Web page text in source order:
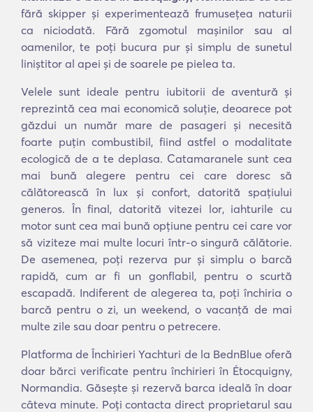
fără skipper și experimentează frumusețea naturii
ca niciodată. Fără zgomotul mașinilor sau al
oamenilor, te poți bucura pur și simplu de sunetul
liniștitor al apei și de soarele pe pielea ta.
Velele sunt ideale pentru iubitorii de aventură și
reprezintă cea mai economică soluție, deoarece pot
găzdui un număr mare de pasageri și necesită
foarte puțin combustibil, fiind astfel o modalitate
ecologică de a te deplasa. Catamaranele sunt cea
mai bună alegere pentru cei care doresc să
călătorească în lux și confort, datorită spațiului
generos. În final, datorită vitezei lor, iahturile cu
motor sunt cea mai bună opțiune pentru cei care vor
să viziteze mai multe locuri într-o singură călătorie.
De asemenea, poți rezerva pur și simplu o barcă
rapidă, cum ar fi un gonflabil, pentru o scurtă
escapadă. Indiferent de alegerea ta, poți închiria o
barcă pentru o zi, un weekend, o vacanță de mai
multe zile sau doar pentru o petrecere.
Platforma de Închirieri Yachturi de la BednBlue oferă
doar bărci verificate pentru închirieri în Étocquigny,
Normandia. Găsește și rezervă barca ideală în doar
câteva minute. Poți contacta direct proprietarul sau